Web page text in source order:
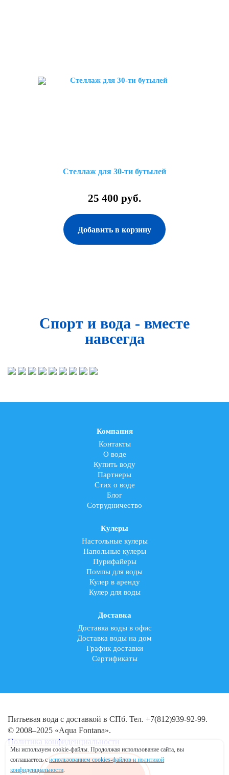
Стеллаж для 30-ти бутылей
25 400 руб.
Добавить в корзину
Спорт и вода - вместе
навсегда
Компания
Контакты
О воде
Купить воду
Партнеры
Стих о воде
Блог
Сотрудничество
Кулеры
Настольные кулеры
Напольные кулеры
Пурифайеры
Помпы для воды
Кулер в аренду
Кулер для воды
Доставка
Доставка воды в офис
Доставка воды на дом
График доставки
Cертификаты
Питьевая вода с доставкой в СПб. Тел. +7(812)939-92-99.
© 2008–2025 «Aqua Fontana».
Политика конфиденциальности
Мы используем cookie-файлы. Продолжая использование сайта, вы
соглашаетесь сиспользованием cookies-файлов и политикой
конфиденциальности.